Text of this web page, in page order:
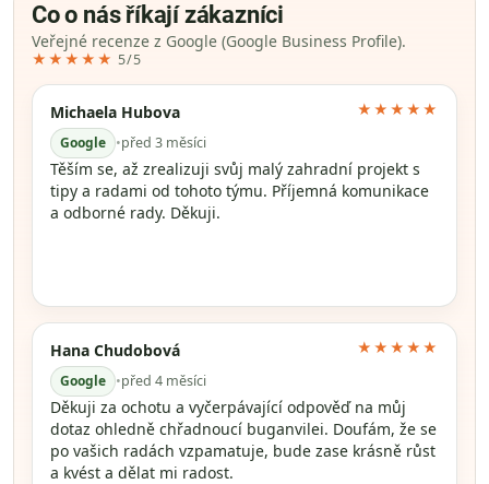
Co o nás říkají zákazníci
Veřejné recenze z Google (Google Business Profile).
★★★★★ 5/5
Michaela Hubova
Google •před 3 měsíci
★★★★★
Těším se, až zrealizuji svůj malý zahradní projekt s
tipy a radami od tohoto týmu. Příjemná komunikace
a odborné rady. Děkuji.
Hana Chudobová
Google •před 4 měsíci
★★★★★
Děkuji za ochotu a vyčerpávající odpověď na můj
dotaz ohledně chřadnoucí buganvilei. Doufám, že se
po vašich radách vzpamatuje, bude zase krásně růst
a kvést a dělat mi radost.